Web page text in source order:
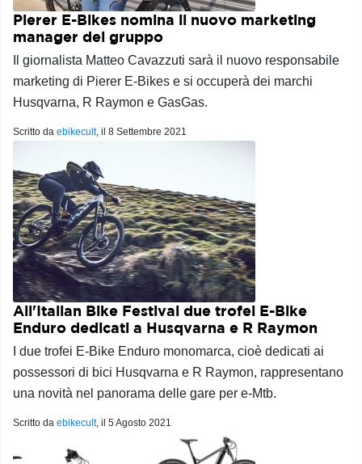
Pierer E-Bikes nomina il nuovo marketing
manager del gruppo
Il giornalista Matteo Cavazzuti sarà il nuovo responsabile
marketing di Pierer E-Bikes e si occuperà dei marchi
Husqvarna, R Raymon e GasGas.
Scritto da ebikecult, il 8 Settembre 2021
All'Italian Bike Festival due trofei E-Bike
Enduro dedicati a Husqvarna e R Raymon
I due trofei E-Bike Enduro monomarca, cioè dedicati ai
possessori di bici Husqvarna e R Raymon, rappresentano
una novità nel panorama delle gare per e-Mtb.
Scritto da ebikecult, il 5 Agosto 2021